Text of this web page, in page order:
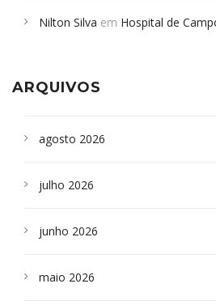
Campoformosenses que morreram
Nilton Silva em Hospital de
ARQUIVOS
agosto 2026
julho 2026
junho 2026
maio 2026